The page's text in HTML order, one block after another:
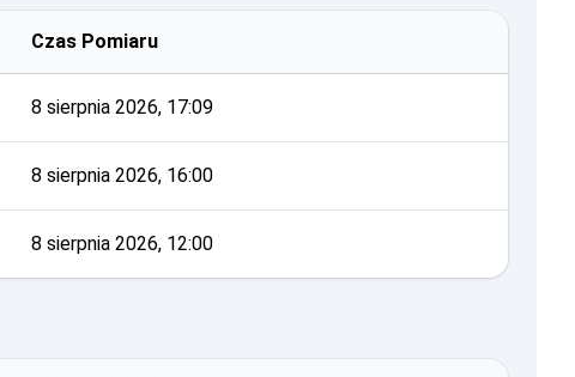
Czas Pomiaru
8 sierpnia 2026, 17:09
8 sierpnia 2026, 16:00
8 sierpnia 2026, 12:00